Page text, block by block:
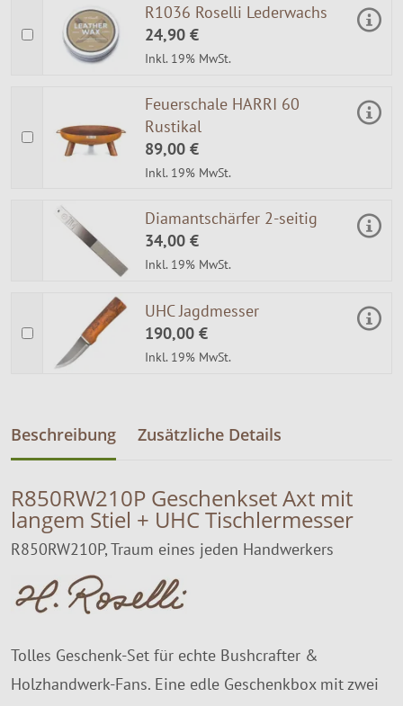
R1036 Roselli Lederwachs
24,90 €
Inkl. 19% MwSt.
Feuerschale HARRI 60
Rustikal
89,00 €
Inkl. 19% MwSt.
Diamantschärfer 2-seitig
34,00 €
Inkl. 19% MwSt.
UHC Jagdmesser
190,00 €
Inkl. 19% MwSt.
Beschreibung Zusätzliche Details
R850RW210P Geschenkset Axt mit
langem Stiel + UHC Tischlermesser
R850RW210P, Traum eines jeden Handwerkers
Tolles Geschenk-Set für echte Bushcrafter &
Holzhandwerk-Fans. Eine edle Geschenkbox mit zwei